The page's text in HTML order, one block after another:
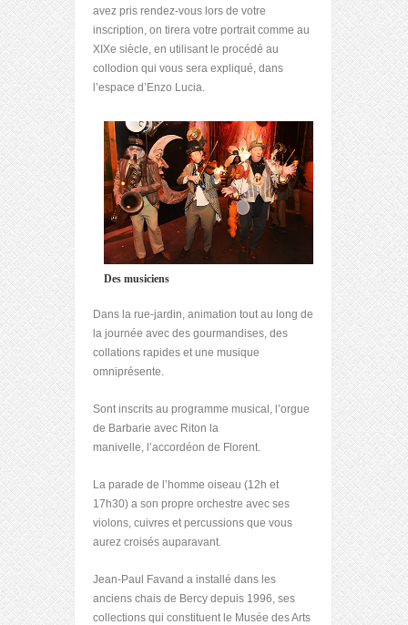
avez pris rendez-vous lors de votre
inscription, on tirera votre portrait comme au
XIXe siècle, en utilisant le procédé au
collodion qui vous sera expliqué, dans
l’espace d’Enzo Lucia.
Des musiciens
Dans la rue-jardin, animation tout au long de
la journée avec des gourmandises, des
collations rapides et une musique
omniprésente.
Sont inscrits au programme musical, l’orgue
de Barbarie avec Riton la
manivelle, l’accordéon de Florent.
La parade de l’homme oiseau (12h et
17h30) a son propre orchestre avec ses
violons, cuivres et percussions que vous
aurez croisés auparavant.
Jean-Paul Favand a installé dans les
anciens chais de Bercy depuis 1996, ses
collections qui constituent le Musée des Arts